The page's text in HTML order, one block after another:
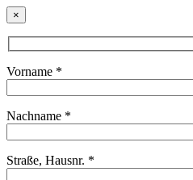
×
Vorname *
Nachname *
Straße, Hausnr. *